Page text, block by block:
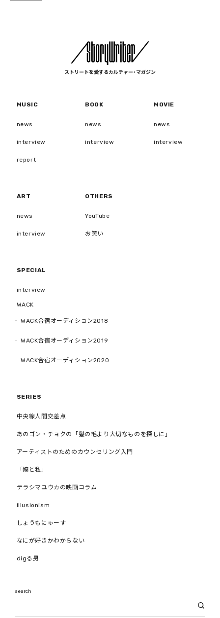
ストリートを愛するカルチャー・マガジン
MUSIC
news
interview
report
BOOK
news
interview
MOVIE
news
interview
ART
news
interview
OTHERS
YouTube
お笑い
SPECIAL
interview
WACK
WACK合宿オーディション2018
WACK合宿オーディション2019
WACK合宿オーディション2020
SERIES
中央線人間交差点
あのゴン・チョクの「髪の毛より大切なものを探しに」
アーティストのためのカウンセリング入門
「嬢と私」
テラシマユウカの映画コラム
illusionism
しょうもにゅーす
なにが好きかわからない
digる男
search